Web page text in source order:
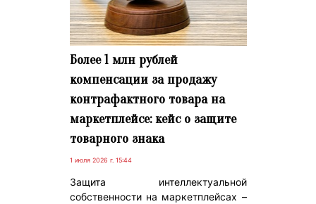
Более 1 млн рублей
компенсации за продажу
контрафактного товара на
маркетплейсе: кейс о защите
товарного знака
1 июля 2026 г. 15:44
Защита интеллектуальной
собственности на маркетплейсах –